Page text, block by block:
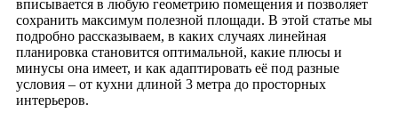
вписывается в любую геометрию помещения и позволяет
сохранить максимум полезной площади. В этой статье мы
подробно рассказываем, в каких случаях линейная
планировка становится оптимальной, какие плюсы и
минусы она имеет, и как адаптировать её под разные
условия – от кухни длиной 3 метра до просторных
интерьеров.